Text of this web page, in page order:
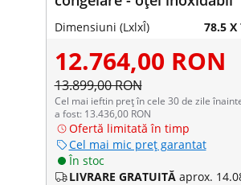
Dimensiuni (LxlxÎ) 78.5 X
12.764,00 RON
13.899,00 RON
Cel mai ieftin preț în cele 30 de zile
a fost: 13.436,00 RON
Ofertă limitată în timp
Cel mai mic preț garantat
În stoc
LIVRARE GRATUITĂ aprox.